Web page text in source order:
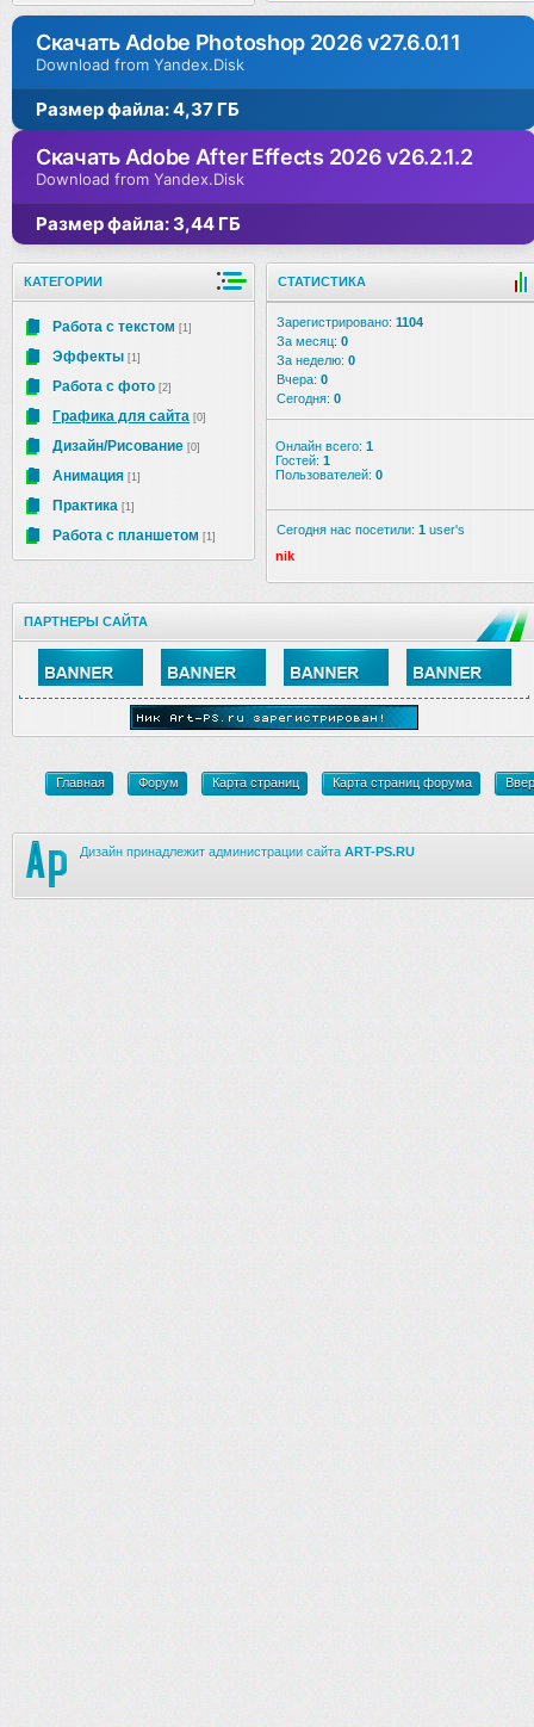
Скачать Adobe Photoshop 2026 v27.6.0.11
Download from Yandex.Disk
Размер файла: 4,37 ГБ
Скачать Adobe After Effects 2026 v26.2.1.2
Download from Yandex.Disk
Размер файла: 3,44 ГБ
КАТЕГОРИИ
Работа с текстом [1]
Эффекты [1]
Работа с фото [2]
Графика для сайта [0]
Дизайн/Рисование [0]
Анимация [1]
Практика [1]
Работа с планшетом [1]
СТАТИСТИКА
Зарегистрировано: 1104
За месяц: 0
За неделю: 0
Вчера: 0
Сегодня: 0
Онлайн всего: 1
Гостей: 1
Пользователей: 0
Сегодня нас посетили: 1 user's
nik
ПАРТНЕРЫ САЙТА
Главная Форум Карта страниц Карта страниц форума
Дизайн принадлежит администрации сайта ART-PS.RU